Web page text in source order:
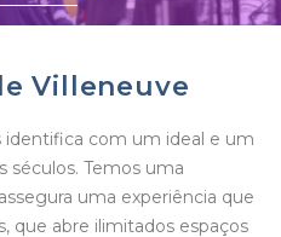
Villeneuve
identifica com um ideal e um
séculos. Temos uma
uma experiência que
que abre ilimitados espaços